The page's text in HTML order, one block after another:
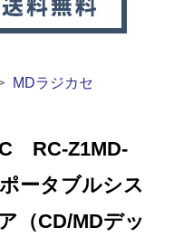
MDラジカセ
RC-Z1MD-
ータブルシス
CD/MDデッ